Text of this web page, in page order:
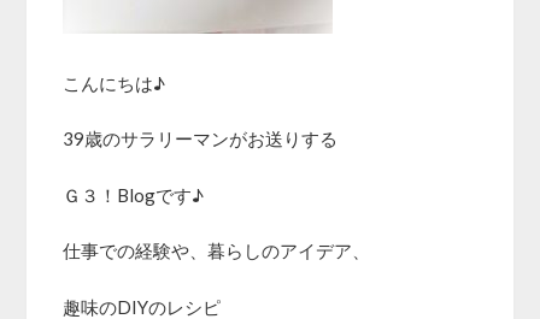
こんにちは♪
39歳のサラリーマンがお送りする
Ｇ３！Blogです♪
仕事での経験や、暮らしのアイデア、
趣味のDIYのレシピ